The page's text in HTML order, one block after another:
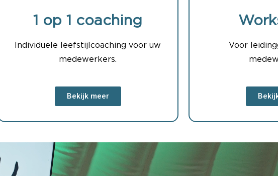
1 op 1 coaching
Individuele leefstijlcoaching voor uw
medewerkers.
Bekijk meer
Voor